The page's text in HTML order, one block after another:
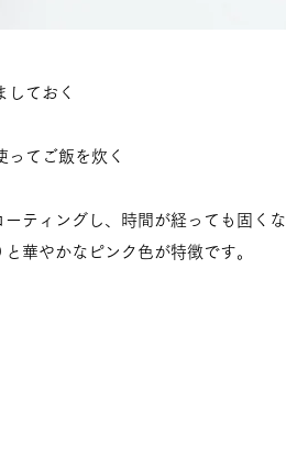
しておく
てご飯を炊く
ティングし、時間が経っても固くな
華やかなピンク色が特徴です。